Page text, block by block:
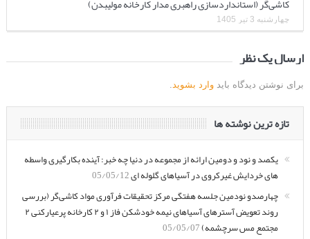
کاشی‌گر (استانداردسازی راهبری مدار کارخانه مولیبدن)
چهارشنبه 3 تیر 1405
ارسال یک نظر
برای نوشتن دیدگاه باید وارد بشوید.
تازه ترین نوشته ها
یکصد و نود و دومین ارائه از مجموعه در دنیا چه خبر: آینده بکارگیری واسطه
های خردایش غیرکروی در آسیاهای گلوله ای05/05/12
چهارصدو نودمین جلسه هفتگی مرکز تحقیقات فرآوری مواد کاشی‌گر (بررسی
روند تعویض آسترهای آسیاهای نیمه خودشکن فاز ۱ و ۲ کارخانه پرعیارکنی ۲
مجتمع مس سرچشمه)05/05/07